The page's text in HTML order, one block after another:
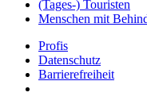
(Tages-) Touristen
Menschen mit
Profis
Datenschutz
Barrierefreiheit